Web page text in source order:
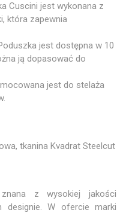
Cuscini jest wykonana z
która zapewnia
jest dostępna w 10
ją dopasować do
jest do stelaża
tkanina Kvadrat Steelcut
z wysokiej jakości
designie. W ofercie marki